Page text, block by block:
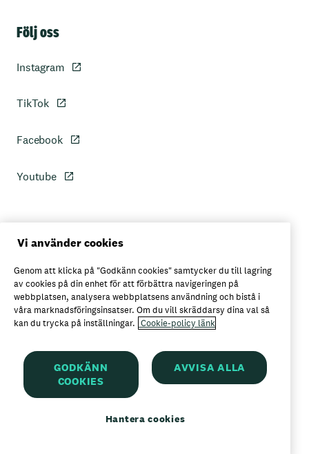
Följ oss
Instagram
TikTok
Facebook
Youtube
Personuppgiftspolicy
Axfoods integritetspolicy
Här kan du köpa Garant
Garant är ett registrerat varumärke för
Vi använder cookies
Genom att klicka på "Godkänn cookies" samtycker du till lagring
av cookies på din enhet för att förbättra navigeringen på
webbplatsen, analysera webbplatsens användning och bistå i
våra marknadsföringsinsatser. Om du vill skräddarsy dina val så
kan du trycka på inställningar. Cookie-policy länk
GODKÄNN
COOKIES
AVVISA ALLA
Hantera cookies